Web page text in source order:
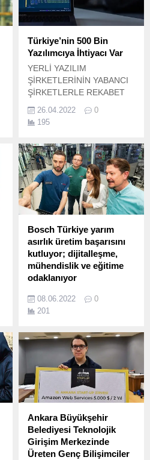
Türkiye’nin 500 Bin
Yazılımcıya İhtiyacı Var
YERLİ YAZILIM
ŞİRKETLERİNİN YABANCI
ŞİRKETLERLE REKABET
REGÜLASYONLARIN
YAPILMASI GEREKİYOR
dolar pazar hacmine ulaşan
yazılım sektörünün
Türkiye’deki pazar payı 30
milyar dolara yaklaştı.
26.04.2022
0
195
Bosch Türkiye yarım
asırlık üretim başarısını
kutluyor; dijitalleşme,
mühendislik ve eğitime
odaklanıyor
toplam net satış
gelirini yüzde 47 artışla 38.
08.06.2022
0
201
Ankara Büyükşehir
Belediyesi Teknolojik
Girişim Merkezinde
Üreten Genç Bilişimciler